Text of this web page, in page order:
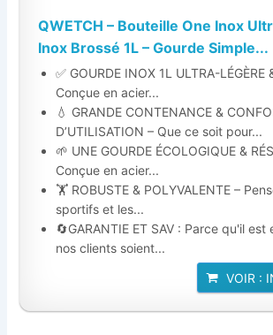
QWETCH – Bouteille One Inox
Inox Brossé 1L – Gourde Simple...
✅ GOURDE INOX 1L ULTRA-LÉGÈRE
Conçue en acier...
💧 GRANDE CONTENANCE &
D’UTILISATION – Que ce soit pour...
🌱 UNE GOURDE ÉCOLOGIQUE &
Conçue en acier...
🏋️ ROBUSTE & POLYVALENTE –
sportifs et les...
🔄GARANTIE ET SAV : Parce qu'il est
nos clients soient...
VOIR :